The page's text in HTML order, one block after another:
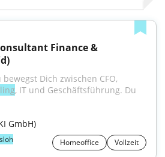
Dich zwischen CFO,
, IT und Geschäftsführung. Du
GmbH)
Homeoffice Vollzeit